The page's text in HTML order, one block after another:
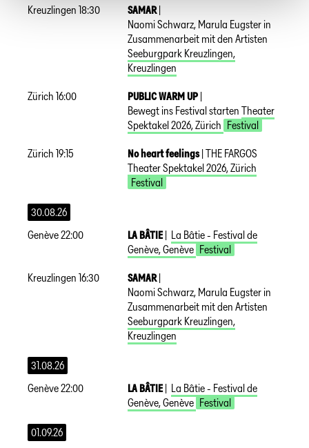
Kreuzlingen 18:30 SAMAR |
Naomi Schwarz, Marula Eugster in
Zusammenarbeit mit den Artisten
Seeburgpark Kreuzlingen,
Kreuzlingen
Zürich 16:00 PUBLIC WARM UP |
Bewegt ins Festival starten Theater
Spektakel 2026,Zürich Festival
Zürich 19:15 No heart feelings |THE FARGOS
Theater Spektakel 2026,Zürich
Festival
30.08.26
Genève22:00 LA BÂTIE| La Bâtie - Festival de
Genève,Genève Festival
Kreuzlingen 16:30 SAMAR |
Naomi Schwarz, Marula Eugster in
Zusammenarbeit mit den Artisten
Seeburgpark Kreuzlingen,
Kreuzlingen
31.08.26
Genève22:00 LA BÂTIE| La Bâtie - Festival de
Genève,Genève Festival
01.09.26